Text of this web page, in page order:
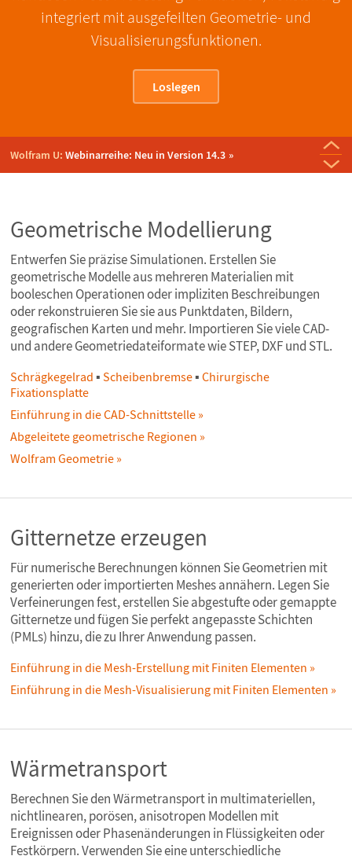
integriert mit ausgefeilten Geometrie- und
Visualisierungsfunktionen.
Loslegen
Wolfram U: Webinarreihe: Neu in Version 14.3
Geometrische Modellierung
Entwerfen Sie präzise Simulationen. Erstellen Sie
geometrische Modelle aus mehreren Materialien mit
booleschen Operationen oder impliziten Beschreibungen
oder rekonstruieren Sie sie aus Punktdaten, Bildern,
geografischen Karten und mehr. Importieren Sie viele CAD-
und andere Geometriedateiformate wie STEP, DXF und STL.
Schrägkegelrad ▪ Scheibenbremse▪ Chirurgische
Fixationsplatte
Einführung in die CAD-Schnittstelle
Abgeleitete geometrische Regionen
Wolfram Geometrie
Gitternetze erzeugen
Für numerische Berechnungen können Sie Geometrien mit
generierten oder importierten Meshes annähern. Legen Sie
Verfeinerungen fest, erstellen Sie abgestufte oder gemappte
Gitternetze und fügen Sie perfekt angepasste Schichten
(PMLs) hinzu, die zu Ihrer Anwendung passen.
Einführung in die Mesh-Erstellung mit Finiten Elementen
Einführung in die Mesh-Visualisierung mit Finiten Elementen
Wärmetransport
Berechnen Sie den Wärmetransport in multimateriellen,
nichtlinearen, porösen, anisotropen Modellen mit
Ereignissen oder Phasenänderungen in Flüssigkeiten oder
Festkörpern. Verwenden Sie eine unterschiedliche